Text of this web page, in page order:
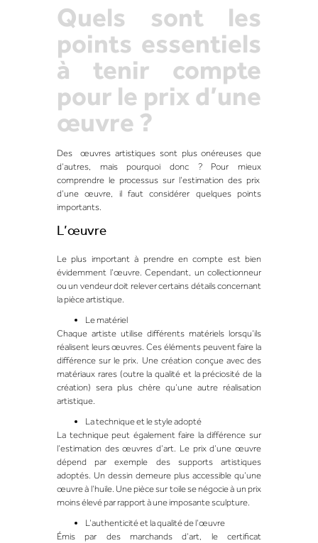
Quels sont les
points essentiels
à tenir compte
pour le prix d’une
œuvre ?
Des œuvres artistiques sont plus onéreuses que
d’autres, mais pourquoi donc ? Pour mieux
comprendre le processus sur l’estimation des prix
d’une œuvre, il faut considérer quelques points
importants.
L’œuvre
Le plus important à prendre en compte est bien
évidemment l’œuvre. Cependant, un collectionneur
ou un vendeur doit relever certains détails concernant
la pièce artistique.
Le matériel
Chaque artiste utilise différents matériels lorsqu’ils
réalisent leurs œuvres. Ces éléments peuvent faire la
différence sur le prix. Une création conçue avec des
matériaux rares (outre la qualité et la préciosité de la
création) sera plus chère qu’une autre réalisation
artistique.
La technique et le style adopté
La technique peut également faire la différence sur
l’estimation des œuvres d’art. Le prix d’une œuvre
dépend par exemple des supports artistiques
adoptés. Un dessin demeure plus accessible qu’une
œuvre à l’huile. Une pièce sur toile se négocie à un prix
moins élevé par rapport à une imposante sculpture.
L’authenticité et la qualité de l’œuvre
Émis par des marchands d’art, le certificat